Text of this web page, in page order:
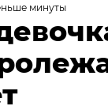
минуты